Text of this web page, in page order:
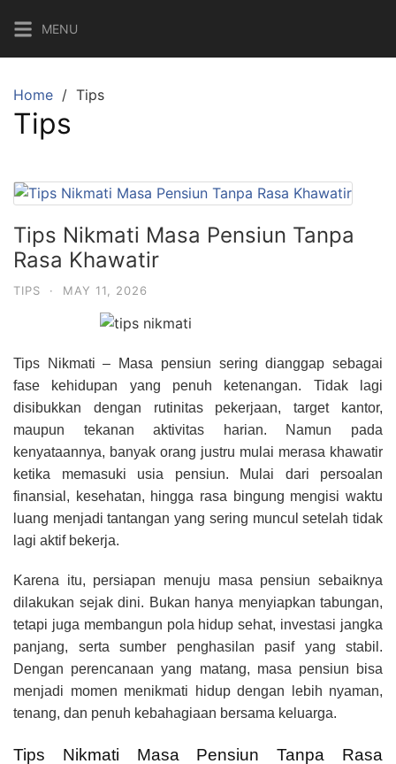
content
MENU
Home Tips
Tips
Tips Nikmati Masa Pensiun Tanpa
Rasa Khawatir
TIPS · MAY 11, 2026
Tips Nikmati – Masa pensiun sering dianggap sebagai
fase kehidupan yang penuh ketenangan. Tidak lagi
disibukkan dengan rutinitas pekerjaan, target kantor,
maupun tekanan aktivitas harian. Namun pada
kenyataannya, banyak orang justru mulai merasa khawatir
ketika memasuki usia pensiun. Mulai dari persoalan
finansial, kesehatan, hingga rasa bingung mengisi waktu
luang menjadi tantangan yang sering muncul setelah tidak
lagi aktif bekerja.
Karena itu, persiapan menuju masa pensiun sebaiknya
dilakukan sejak dini. Bukan hanya menyiapkan tabungan,
tetapi juga membangun pola hidup sehat, investasi jangka
panjang, serta sumber penghasilan pasif yang stabil.
Dengan perencanaan yang matang, masa pensiun bisa
menjadi momen menikmati hidup dengan lebih nyaman,
tenang, dan penuh kebahagiaan bersama keluarga.
Tips Nikmati Masa Pensiun Tanpa Rasa